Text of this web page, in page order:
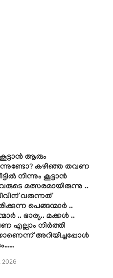
ആരും
കഴിഞ്ഞ തവണ
നിന്നും കൂട്ടാൻ
മത്സരമായിരുന്നു ..
വരുന്നത്
പെങ്ങന്മാർ ..
.. ഭാര്യ.. മക്കൾ ..
എല്ലാം നിർത്തി
അറിയിച്ചപ്പോൾ
2026